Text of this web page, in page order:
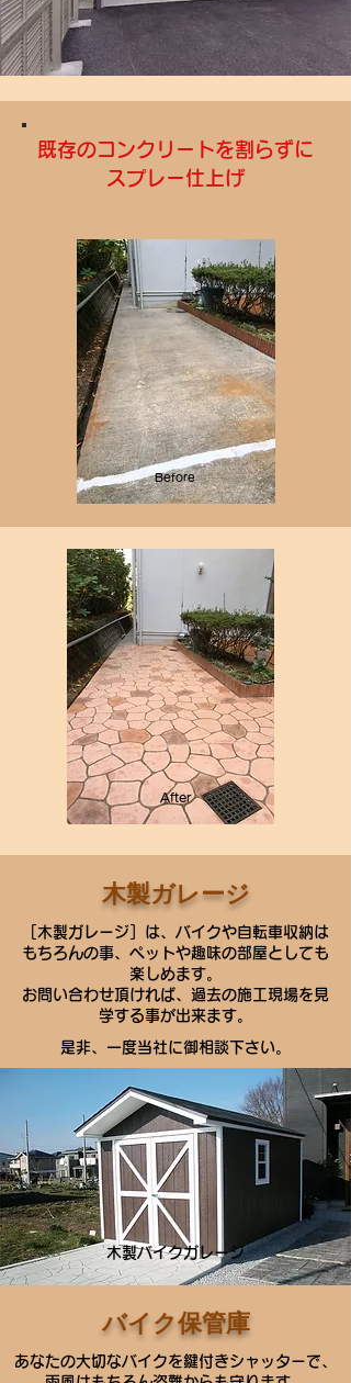
既存のコンクリートを割らずに
スプレー仕上げ
Before
After
木製ガレージ
［木製ガレージ］は、バイクや自転車収納は
もちろんの事、ペットや趣味の部屋としても
楽しめます。
お問い合わせ頂ければ、過去の施工現場を見
学する事が出来ます。
是非、一度当社に御相談下さい。
木製バイクガレージ
バイク保管庫
あなたの大切なバイクを鍵付きシャッターで、